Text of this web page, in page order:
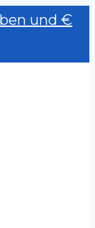
und €